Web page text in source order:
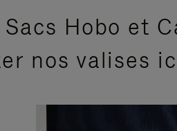
Hobo et
nos valises